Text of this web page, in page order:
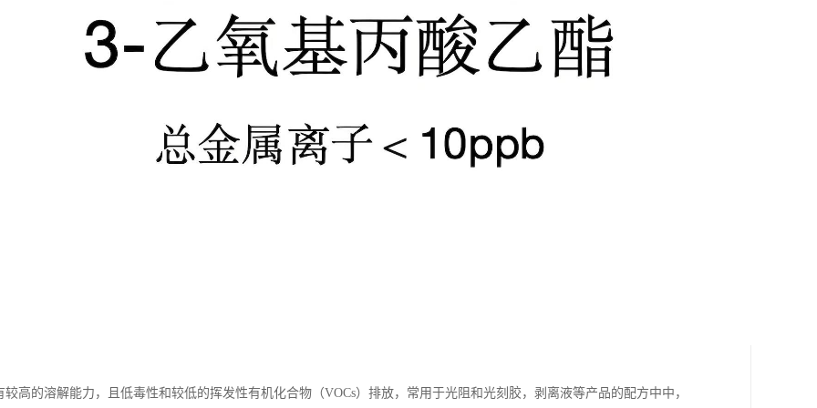
较高的溶解能力，且低毒性和较低的挥发性有机化合物（VOCs）排放，常用于光阻和光刻胶，剥离液等产品的配方中中，